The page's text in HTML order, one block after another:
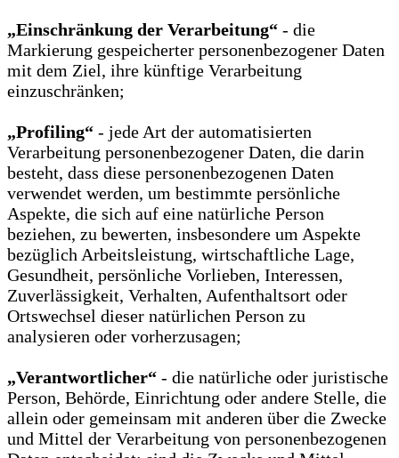
„Einschränkung der Verarbeitung“ - die
Markierung gespeicherter personenbezogener Daten
mit dem Ziel, ihre künftige Verarbeitung
einzuschränken;
„Profiling“ - jede Art der automatisierten
Verarbeitung personenbezogener Daten, die darin
besteht, dass diese personenbezogenen Daten
verwendet werden, um bestimmte persönliche
Aspekte, die sich auf eine natürliche Person
beziehen, zu bewerten, insbesondere um Aspekte
bezüglich Arbeitsleistung, wirtschaftliche Lage,
Gesundheit, persönliche Vorlieben, Interessen,
Zuverlässigkeit, Verhalten, Aufenthaltsort oder
Ortswechsel dieser natürlichen Person zu
analysieren oder vorherzusagen;
„Verantwortlicher“ - die natürliche oder juristische
Person, Behörde, Einrichtung oder andere Stelle, die
allein oder gemeinsam mit anderen über die Zwecke
und Mittel der Verarbeitung von personenbezogenen